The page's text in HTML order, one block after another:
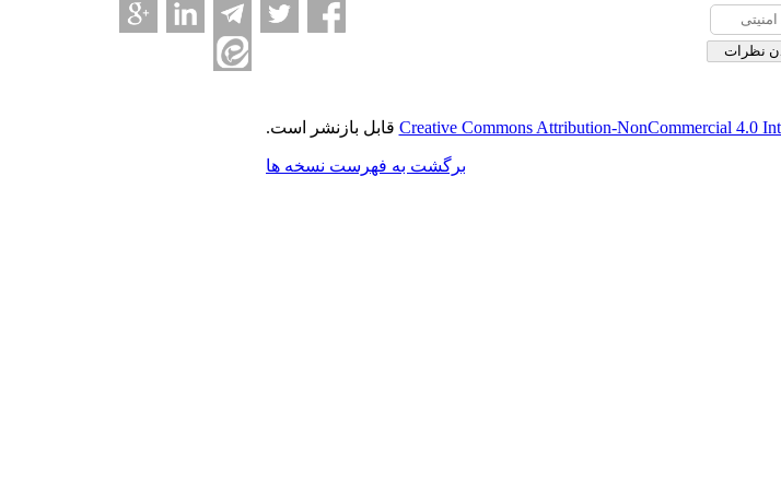
Creative Commons Attribution-NonCommercial 4.0 قابل بازنشر است.
برگشت به فهرست نسخه ها